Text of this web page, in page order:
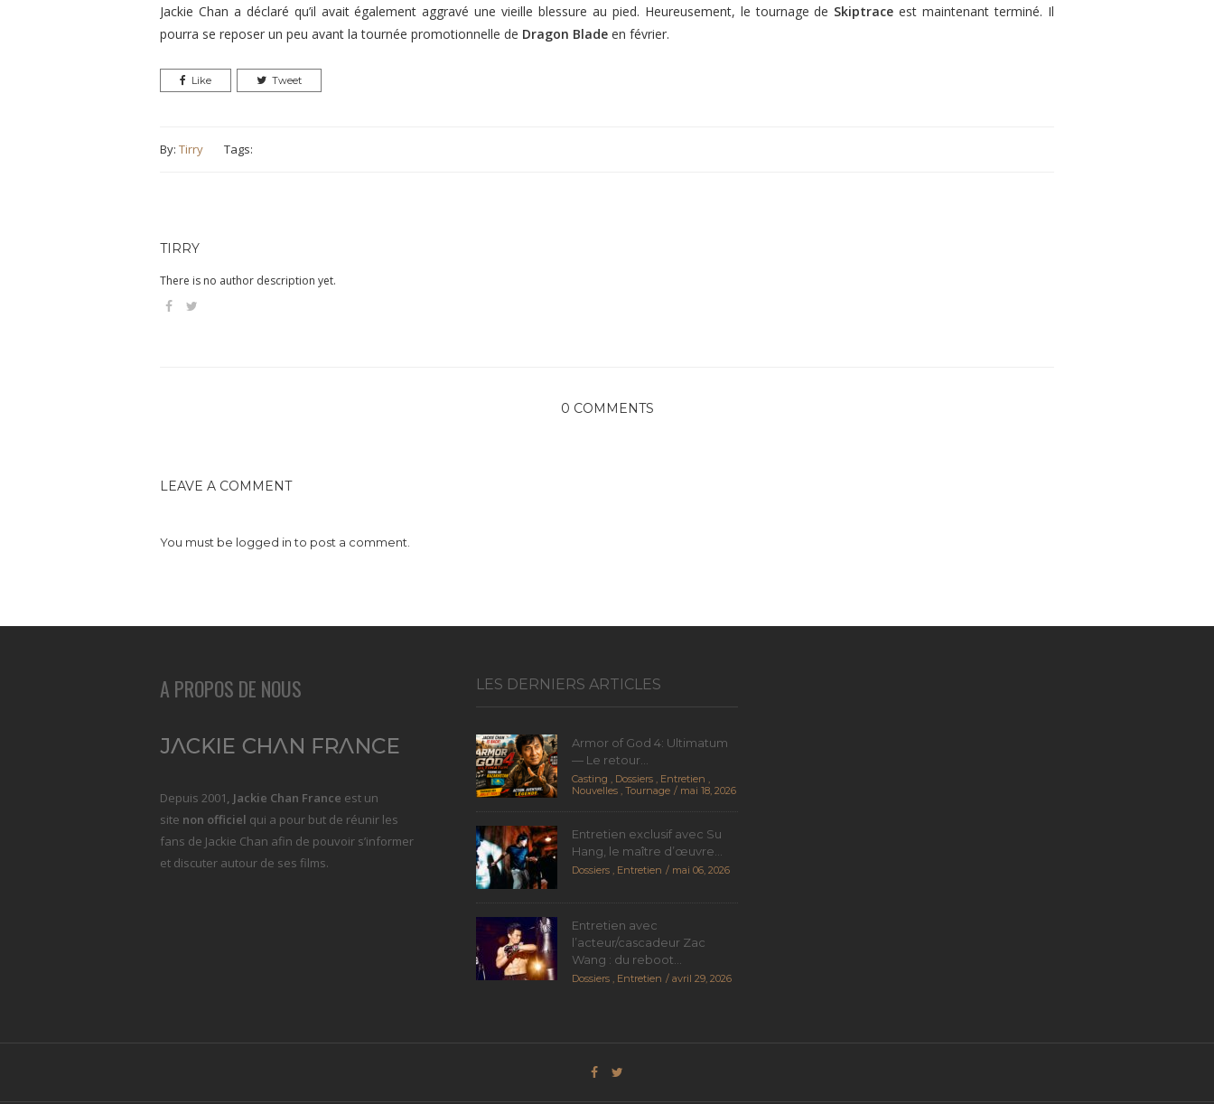
Jackie Chan a déclaré qu’il avait également aggravé une vieille blessure au pied. Heureusement, le tournage de Skiptrace est maintenant terminé. Il
pourra se reposer un peu avant la tournée promotionnelle de Dragon Blade en février.
Like Tweet
By: Tirry Tags:
TIRRY
There is no author description yet.
0 COMMENTS
LEAVE A COMMENT
You must be logged into post a comment.
A PROPOS DE NOUS
Depuis 2001, Jackie Chan France est un
site non officiel qui a pour but de réunir les
fans de Jackie Chan afin de pouvoir s’informer
et discuter autour de ses films.
LES DERNIERS ARTICLES
Armor of God 4: Ultimatum
— Le retour...
Casting , Dossiers , Entretien ,
Nouvelles , Tournage mai 18, 2026
Entretien exclusif avec Su
Hang, le maître d’œuvre...
Dossiers , Entretien mai 06, 2026
Entretien avec
l’acteur/cascadeur Zac
Wang : du reboot...
Dossiers , Entretien avril 29, 2026